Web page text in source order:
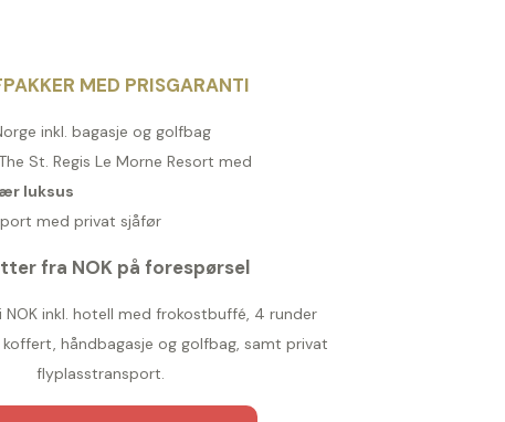
MED PRISGARANTI
inkl. bagasje og golfbag
St. Regis Le Morne Resort med
luksus
med privat sjåfør
fra NOK på forespørsel
NOK inkl. hotell med frokostbuffé, 4 runder
håndbagasje og golfbag, samt privat
flyplasstransport.